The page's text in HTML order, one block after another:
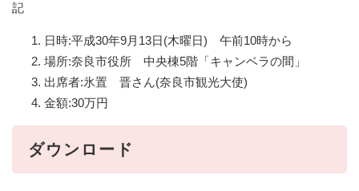
記
日時:平成30年9月13日(木曜日) 午前10時から
場所:奈良市役所 中央棟5階「キャンベラの間」
出席者:氷置 晋さん(奈良市観光大使)
金額:30万円
ダウンロード